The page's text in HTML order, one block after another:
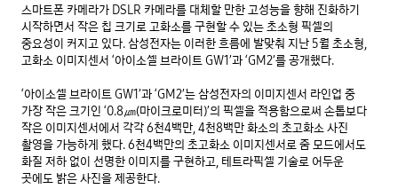
스마트폰 카메라가 DSLR 카메라를 대체할 만한 고성능을 향해 진화하기
시작하면서 작은 칩 크기로 고화소를 구현할 수 있는 초소형 픽셀의
중요성이 커지고 있다. 삼성전자는 이러한 흐름에 발맞춰 지난 5월 초소형,
고화소 이미지센서 ‘아이소셀 브라이트 GW1’과 ‘GM2’를 공개했다.
‘아이소셀 브라이트 GW1’과 ‘GM2’는 삼성전자의 이미지센서 라인업 중
가장 작은 크기인 ‘0.8㎛(마이크로미터)’의 픽셀을 적용함으로써 손톱보다
작은 이미지센서에서 각각 6천4백만, 4천8백만 화소의 초고화소 사진
촬영을 가능하게 했다. 6천4백만의 초고화소 이미지센서로 줌 모드에서도
화질 저하 없이 선명한 이미지를 구현하고, 테트라픽셀 기술로 어두운
곳에도 밝은 사진을 제공한다.